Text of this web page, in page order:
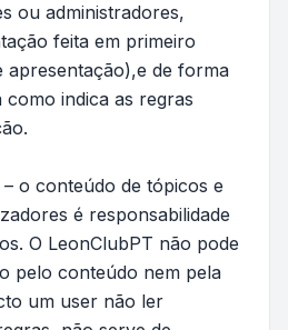
ou administradores,
feita em primeiro
apresentação),e de forma
indica as regras
o conteúdo de tópicos e
é responsabilidade
O LeonClubPT não pode
pelo conteúdo nem pela
um user não ler